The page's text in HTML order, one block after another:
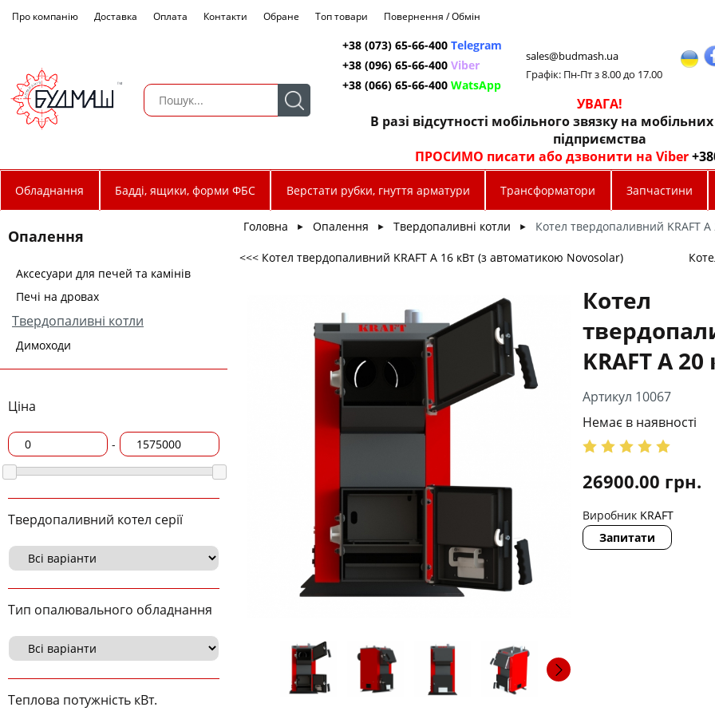
Про компанію Доставка Оплата Контакти Обране Топ товари Повернення / Обмін
+38 (073) 65-66-400 Telegram
+38 (096) 65-66-400 Viber
+38 (066) 65-66-400 WatsApp
sales@budmash.ua
Графік: Пн-Пт з 8.00 до 17.00
УВАГА!
В разі відсутності мобільного звязку на
підприємства
ПРОСИМО писати або дзвонити на Viber
Обладнання Бадді, ящики, форми ФБС Верстати рубки, гнуття арматури Трансформатори Запчастини
Опалення
Аксесуари для печей та камінів
Печі на дровах
Твердопаливні котли
Димоходи
Ціна
-
Твердопаливний котел серії
Тип опалювального обладнання
Теплова потужність кВт.
Головна ► Опалення ► Твердопаливні котли ► Котел твердопаливний KRAFT A
<<< Котел твердопаливний KRAFT A 16 кВт (з автоматикою Novosolar)
Котел
KRAFT A 20
Артикул 10067
Немає в наявності
26900.00 грн.
Виробник KRAFT
Запитати